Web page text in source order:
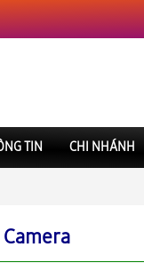
TIN CHI NHÁNH
Camera